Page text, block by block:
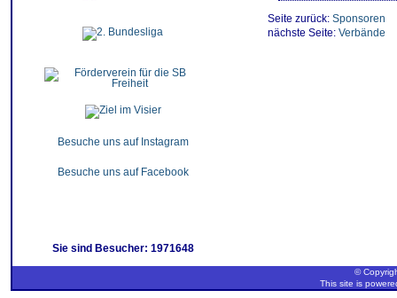
Besuche uns auf Instagram
Besuche uns auf Facebook
Sie sind Besucher: 1971648
Seite zurück:Sponsoren
nächste Seite:Verbände
©
This site is